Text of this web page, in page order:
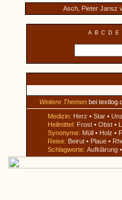
Asch, Pieter Jansz
A B C D E
Weitere Themen bei
Medizin: Herz • Star •
Heilmittel: Frost • Obst •
Synonyme: Müll • Holz •
Reise: Beirut • Plaue •
Schlagworte: Aufklärung